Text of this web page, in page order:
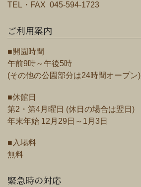
TEL・FAX 045-594-1723
ご利用案内
■開園時間
午前9時～午後5時
(その他の公園部分は24時間オープン)
■休館日
第2・第4月曜日 (休日の場合は翌日)
年末年始 12月29日～1月3日
■入場料
無料
緊急時の対応